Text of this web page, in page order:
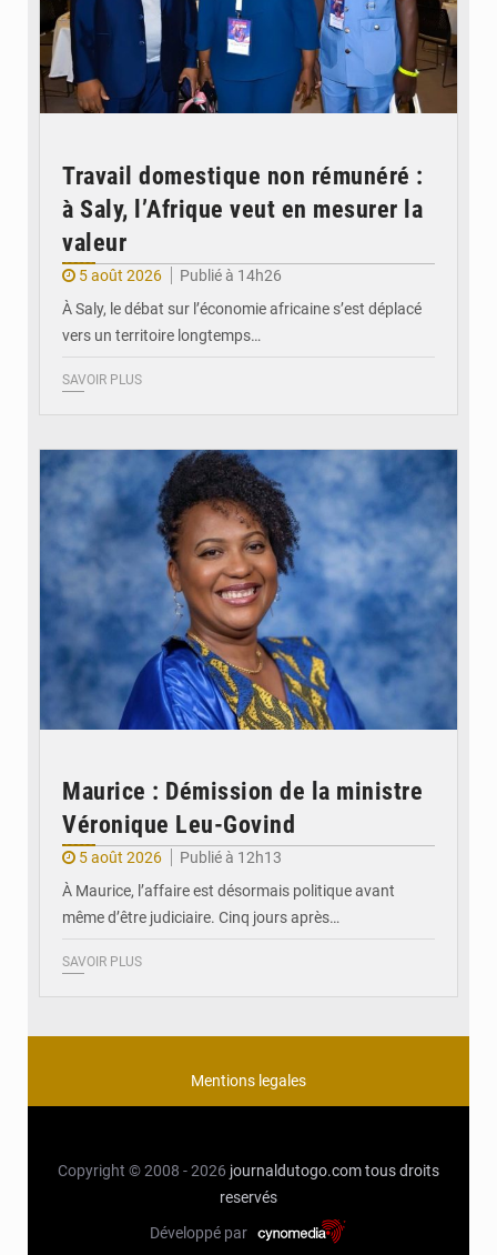
Travail domestique non rémunéré :
à Saly, l’Afrique veut en mesurer la
valeur
5 août 2026
Publié à 14h26
À Saly, le débat sur l’économie africaine s’est déplacé
vers un territoire longtemps…
SAVOIR PLUS
Maurice : Démission de la ministre
Véronique Leu-Govind
5 août 2026
Publié à 12h13
À Maurice, l’affaire est désormais politique avant
même d’être judiciaire. Cinq jours après…
SAVOIR PLUS
Mentions legales
Copyright © 2008 - 2026 journaldutogo.comtous droits
reservés
Développé par